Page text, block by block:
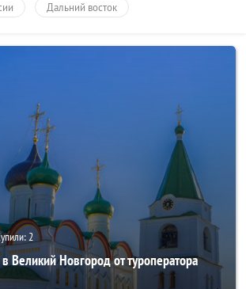
Дальний восток
2
Великий Новгород от туроператора